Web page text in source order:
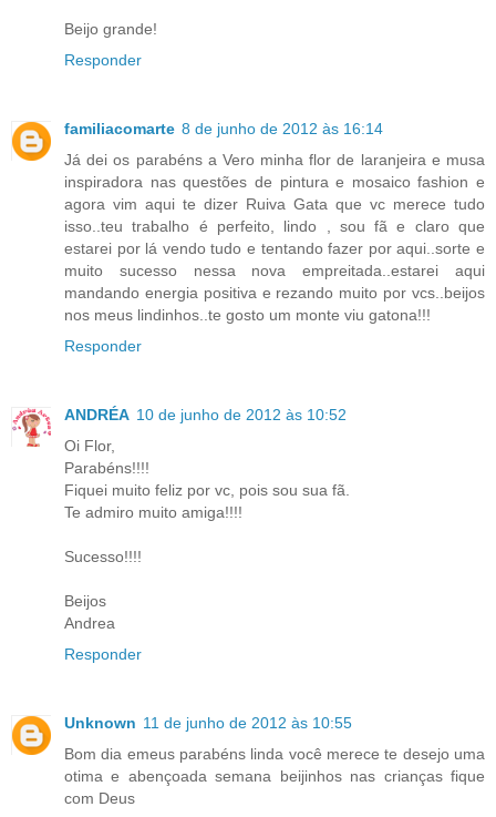
Beijo grande!
Responder
familiacomarte 8 de junho de 2012 às 16:14
Já dei os parabéns a Vero minha flor de laranjeira e musa
inspiradora nas questões de pintura e mosaico fashion e
agora vim aqui te dizer Ruiva Gata que vc merece tudo
isso..teu trabalho é perfeito, lindo , sou fã e claro que
estarei por lá vendo tudo e tentando fazer por aqui..sorte e
muito sucesso nessa nova empreitada..estarei aqui
mandando energia positiva e rezando muito por vcs..beijos
nos meus lindinhos..te gosto um monte viu gatona!!!
Responder
ANDRÉA 10 de junho de 2012 às 10:52
Oi Flor,
Parabéns!!!!
Fiquei muito feliz por vc, pois sou sua fã.
Te admiro muito amiga!!!!
Sucesso!!!!
Beijos
Andrea
Responder
Unknown 11 de junho de 2012 às 10:55
Bom dia emeus parabéns linda você merece te desejo uma
otima e abençoada semana beijinhos nas crianças fique
com Deus